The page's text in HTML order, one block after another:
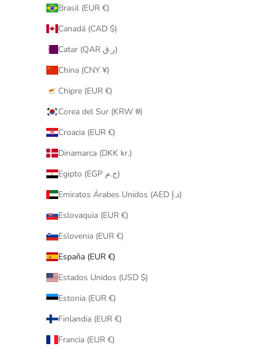
Brasil (EUR €)
Canadá (CAD $)
Catar (QAR ر.ق)
China (CNY ¥)
Chipre (EUR €)
Corea del Sur (KRW ₩)
Croacia (EUR €)
Dinamarca (DKK kr.)
Egipto (EGP ج.م)
Emiratos Árabes Unidos (AED د.إ)
Eslovaquia (EUR €)
Eslovenia (EUR €)
España (EUR €)
Estados Unidos (USD $)
Estonia (EUR €)
Finlandia (EUR €)
Francia (EUR €)